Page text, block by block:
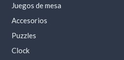
Juegos de mesa
Accesorios
Puzzles
Clock